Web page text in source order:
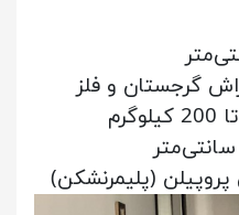
گرجستان و فلز